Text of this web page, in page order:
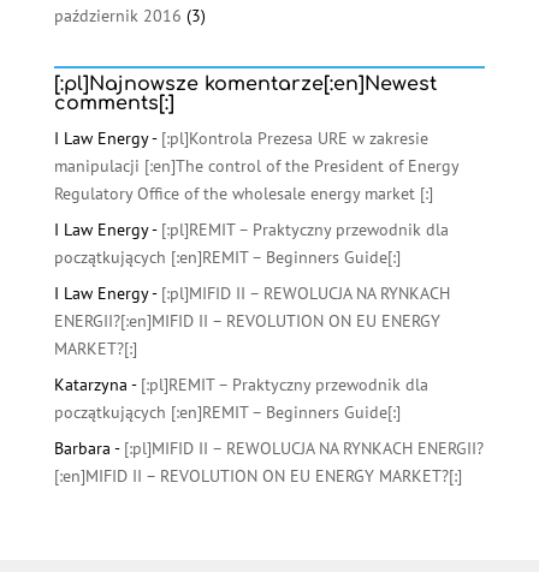
październik 2016 (3)
[:pl]Najnowsze komentarze[:en]Newest
comments[:]
I Law Energy- [:pl]Kontrola Prezesa URE w zakresie
manipulacji [:en]The control of the President of Energy
Regulatory Office of the wholesale energy market [:]
I Law Energy- [:pl]REMIT – Praktyczny przewodnik dla
początkujących [:en]REMIT – Beginners Guide[:]
I Law Energy- [:pl]MIFID II – REWOLUCJA NA RYNKACH
ENERGII?[:en]MIFID II – REVOLUTION ON EU ENERGY
MARKET?[:]
Katarzyna - [:pl]REMIT – Praktyczny przewodnik dla
początkujących [:en]REMIT – Beginners Guide[:]
Barbara - [:pl]MIFID II – REWOLUCJA NA RYNKACH ENERGII?
[:en]MIFID II – REVOLUTION ON EU ENERGY MARKET?[:]